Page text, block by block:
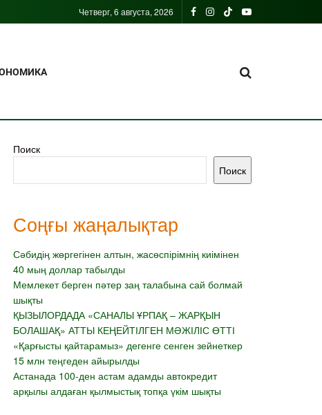
Четверг, 6 августа, 2026
Поиск
Поиск
Соңғы жаңалықтар
Сәбидің жөргегінен алтын, жасөспірімнің киімінен
40 мың доллар табылды
Мемлекет берген пәтер заң талабына сай болмай
шықты
ҚЫЗЫЛОРДАДА «САНАЛЫ ҰРПАҚ – ЖАРҚЫН
БОЛАШАҚ» АТТЫ КЕҢЕЙТІЛГЕН МӘЖІЛІС ӨТТІ
«Қарғысты қайтарамыз» дегенге сенген зейнеткер
15 млн теңгеден айырылды
Астанада 100-ден астам адамды автокредит
арқылы алдаған қылмыстық топқа үкім шықты